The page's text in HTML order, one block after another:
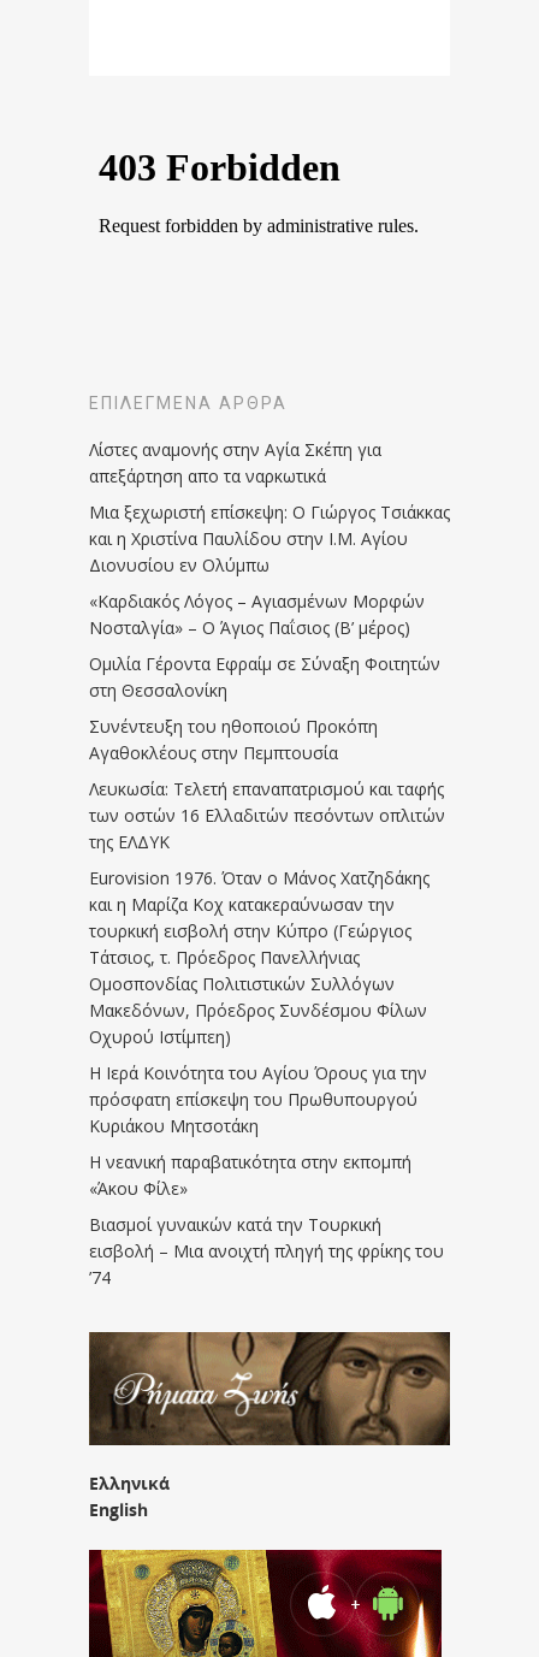
ΕΠΙΛΕΓΜΈΝΑ ΆΡΘΡΑ
Λίστες αναμονής στην Αγία Σκέπη για
απεξάρτηση απο τα ναρκωτικά
Μια ξεχωριστή επίσκεψη: Ο Γιώργος Τσιάκκας
και η Χριστίνα Παυλίδου στην Ι.Μ. Αγίου
Διονυσίου εν Ολύμπω
«Καρδιακός Λόγος – Αγιασμένων Μορφών
Νοσταλγία» – Ο Άγιος Παΐσιος (Β’ μέρος)
Ομιλία Γέροντα Εφραίμ σε Σύναξη Φοιτητών
στη Θεσσαλονίκη
Συνέντευξη του ηθοποιού Προκόπη
Αγαθοκλέους στην Πεμπτουσία
Λευκωσία: Τελετή επαναπατρισμού και ταφής
των οστών 16 Ελλαδιτών πεσόντων οπλιτών
της ΕΛΔΥΚ
Eurovision 1976. Όταν ο Μάνος Χατζηδάκης
και η Μαρίζα Κοχ κατακεραύνωσαν την
τουρκική εισβολή στην Κύπρο (Γεώργιος
Τάτσιος, τ. Πρόεδρος Πανελλήνιας
Ομοσπονδίας Πολιτιστικών Συλλόγων
Μακεδόνων, Πρόεδρος Συνδέσμου Φίλων
Οχυρού Ιστίμπεη)
Η Ιερά Κοινότητα του Αγίου Όρους για την
πρόσφατη επίσκεψη του Πρωθυπουργού
Κυριάκου Μητσοτάκη
Η νεανική παραβατικότητα στην εκπομπή
«Άκου Φίλε»
Βιασμοί γυναικών κατά την Τουρκική
εισβολή – Μια ανοιχτή πληγή της φρίκης του
’74
Ελληνικά
English